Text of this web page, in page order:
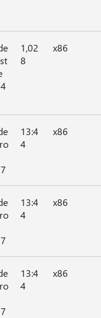
1,02
8
x86
13:4
4
x86
13:4
4
x86
13:4
4
x86